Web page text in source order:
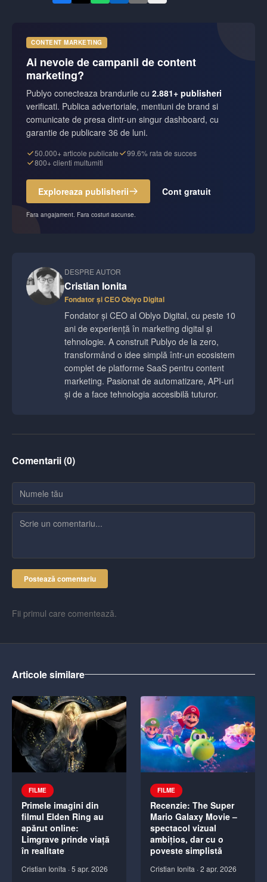
CONTENT MARKETING
Ai nevoie de campanii de content
marketing?
Publyo conecteaza brandurile cu 2.881+ publisheri
verificati. Publica advertoriale, mentiuni de brand si
comunicate de presa dintr-un singur dashboard, cu
garantie de publicare 36 de luni.
50.000+ articole publicate
99.6% rata de succes
800+ clienti multumiti
Exploreaza publisherii Cont gratuit
Fara angajament. Fara costuri ascunse.
DESPRE AUTOR
Cristian Ionita
Fondator și CEO Oblyo Digital
Fondator și CEO al Oblyo Digital, cu peste 10
ani de experiență în marketing digital și
tehnologie. A construit Publyo de la zero,
transformând o idee simplă într-un ecosistem
complet de platforme SaaS pentru content
marketing. Pasionat de automatizare, API-uri
și de a face tehnologia accesibilă tuturor.
Comentarii (0)
Postează comentariu
Fii primul care comentează.
Articole similare
FILME
Primele imagini din
filmul Elden Ring au
apărut online:
Limgrave prinde viață
în realitate
Cristian Ionita ·5 apr. 2026
FILME
Recenzie: The Super
Mario Galaxy Movie –
spectacol vizual
ambițios, dar cu o
poveste simplistă
Cristian Ionita ·2 apr. 2026